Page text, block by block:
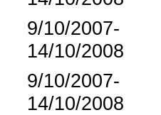
9/10/2007-
14/10/2008
9/10/2007-
14/10/2008